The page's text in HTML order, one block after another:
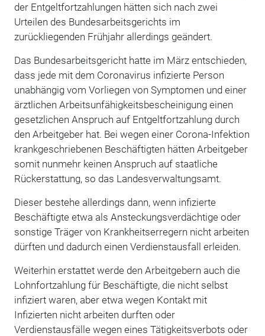
der Entgeltfortzahlungen hätten sich nach zwei
Urteilen des Bundesarbeitsgerichts im
zurückliegenden Frühjahr allerdings geändert.
Das Bundesarbeitsgericht hatte im März entschieden,
dass jede mit dem Coronavirus infizierte Person
unabhängig vom Vorliegen von Symptomen und einer
ärztlichen Arbeitsunfähigkeitsbescheinigung einen
gesetzlichen Anspruch auf Entgeltfortzahlung durch
den Arbeitgeber hat. Bei wegen einer Corona-Infektion
krankgeschriebenen Beschäftigten hätten Arbeitgeber
somit nunmehr keinen Anspruch auf staatliche
Rückerstattung, so das Landesverwaltungsamt.
Dieser bestehe allerdings dann, wenn infizierte
Beschäftigte etwa als Ansteckungsverdächtige oder
sonstige Träger von Krankheitserregern nicht arbeiten
dürften und dadurch einen Verdienstausfall erleiden.
Weiterhin erstattet werde den Arbeitgebern auch die
Lohnfortzahlung für Beschäftigte, die nicht selbst
infiziert waren, aber etwa wegen Kontakt mit
Infizierten nicht arbeiten durften oder
Verdienstausfälle wegen eines Tätigkeitsverbots oder